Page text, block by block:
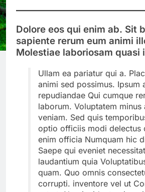
Dolore eos qui enim ab. Sit
sapiente rerum eum animi
Molestiae laboriosam quasi
Ullam ea pariatur qui a.
animi sed possimus. Ipsum
repudiandae Qui cumque
laborum. Voluptatem minus
veniam. Sed quis
optio officiis modi delectus
enim officia Numquam hic
Saepe qui eveniet
laudantium quia
quam. Quo omnis
corrupti. inventore vel ut